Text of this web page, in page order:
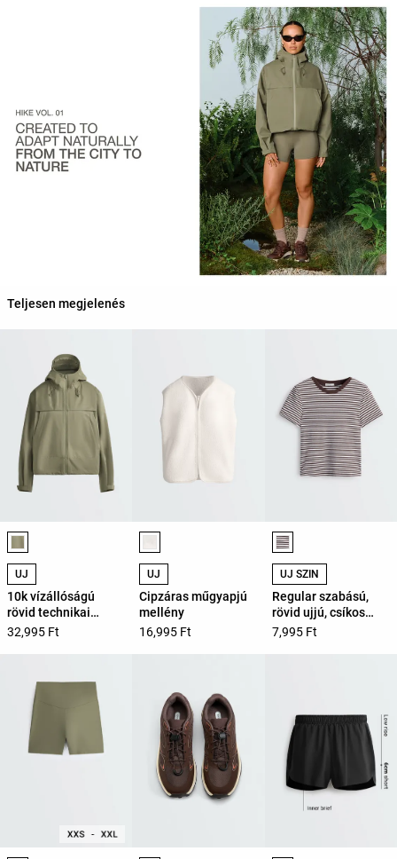
Teljesen megjelenés
Termékszínek listája
ÚJ
10k vízállóságú
rövid technikai
dzseki
32,995 Ft
Termékszínek listája
ÚJ
Cipzáras műgyapjú
mellény
16,995 Ft
Termékszínek
ÚJ SZÍN
Regular szabású,
rövid ujjú, csíkos
pamutkeverék póló
7,995 Ft